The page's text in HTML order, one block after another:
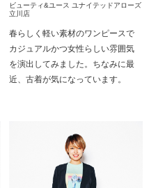
ビューティ&ユース ユナイテッドアローズ
立川店
春らしく軽い素材のワンピースで
カジュアルかつ女性らしい雰囲気
を演出してみました。ちなみに最
近、古着が気になっています。